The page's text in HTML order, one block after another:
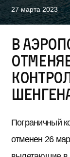
27 марта 2023
В
Пограничный
отменен 26